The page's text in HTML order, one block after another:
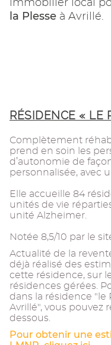
immobilier local
la Plesse à Avrillé.
RÉSIDENCE « LE
Complètement
prend en soin les
d’autonomie de
personnalisée, avec
Elle accueille 84
unités de vie
unité Alzheimer.
Notée 8,5/10 par le
Actualité de la
déjà réalisé des
cette résidence, sur
résidences gérées.
dans la résidence "le
Avrillé", vous pouvez
dessous.
Pour obtenir une